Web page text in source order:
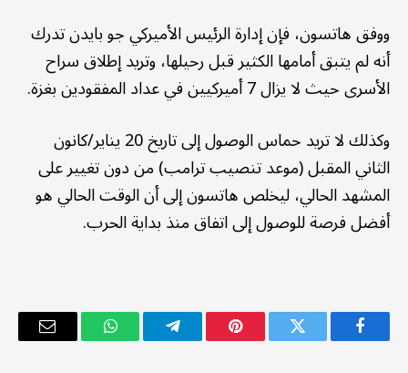
ووفق هاتسون، فإن إدارة الرئيس الأميركي جو بايدن تدرك
أنه لم يتبق أمامها الكثير قبل رحيلها، وتريد إطلاق سراح
الأسرى حيث لا يزال 7 أميركيين في عداد المفقودين بغزة.
وكذلك لا تريد حماس الوصول إلى تاريخ 20 يناير/كانون
الثاني المقبل (موعد تنصيب ترامب) من دون تغيير على
المشهد الحالي، ليخلص هاتسون إلى أن الوقت الحالي هو
أفضل فرصة للوصول إلى اتفاق منذ بداية الحرب.
فيسبوك تويتر بينتيريستتيلقرام واتساب
البريد